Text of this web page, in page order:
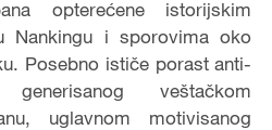
opterećene istorijskim
Nankingu i sporovima oko
Posebno ističe porast anti-
veštačkom
uglavnom motivisanog